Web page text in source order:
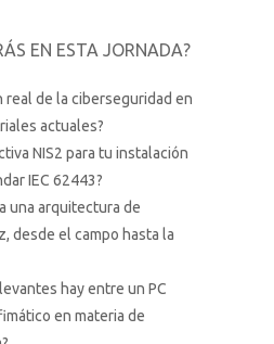
EN ESTA JORNADA?
real de la ciberseguridad en
actuales?
NIS2 para tu instalación
IEC 62443?
una arquitectura de
desde el campo hasta la
hay entre un PC
en materia de